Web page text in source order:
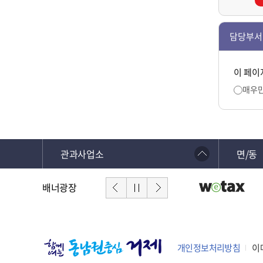
담당부서
이 페
매우
관과사업소 면/동
배너광장
개인정보처리방침 이